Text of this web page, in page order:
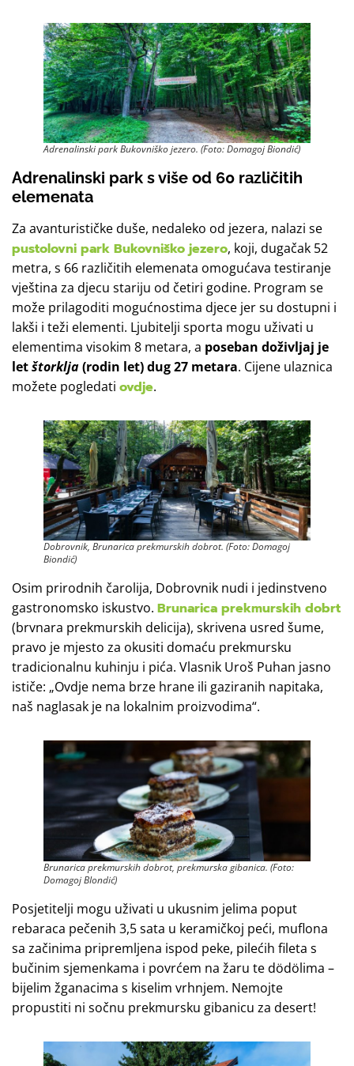
Adrenalinski park Bukovniško jezero. (Foto: Domagoj Biondić)
Adrenalinski park s više od 60 različitih
elemenata
Za avanturističke duše, nedaleko od jezera, nalazi se
pustolovni park Bukovniško jezero, koji, dugačak 52
metra, s 66 različitih elemenata omogućava testiranje
vještina za djecu stariju od četiri godine. Program se
može prilagoditi mogućnostima djece jer su dostupni i
lakši i teži elementi. Ljubitelji sporta mogu uživati ​​u
elementima visokim 8 metara, a poseban doživljaj je
letštorklja(rodin let) dug 27 metara. Cijene ulaznica
možete pogledati ovdje.
Dobrovnik, Brunarica prekmurskih dobrot. (Foto: Domagoj
Biondić)
Osim prirodnih čarolija, Dobrovnik nudi i jedinstveno
gastronomsko iskustvo. Brunarica prekmurskih dobrt
(brvnara prekmurskih delicija), skrivena usred šume,
pravo je mjesto za okusiti domaću prekmursku
tradicionalnu kuhinju i pića. Vlasnik Uroš Puhan jasno
ističe: „Ovdje nema brze hrane ili gaziranih napitaka,
naš naglasak je na lokalnim proizvodima“.
Brunarica prekmurskih dobrot, prekmurska gibanica. (Foto:
Domagoj BIondić)
Posjetitelji mogu uživati u ukusnim jelima poput
rebaraca pečenih 3,5 sata u keramičkoj peći, muflona
sa začinima pripremljena ispod peke, pilećih fileta s
bučinim sjemenkama i povrćem na žaru te dödölima –
bijelim žganacima s kiselim vrhnjem. Nemojte
propustiti ni sočnu prekmursku gibanicu za desert!